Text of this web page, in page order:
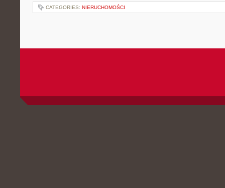
CATEGORIES: NIERUCHOMOŚCI